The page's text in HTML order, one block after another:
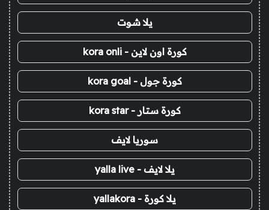
يلا شوت
كورة اون لاين - kora onli
كورة جول - kora goal
كورة ستار - kora star
سوريا لايف
يلا لايف - yalla live
يلا كورة - yallakora